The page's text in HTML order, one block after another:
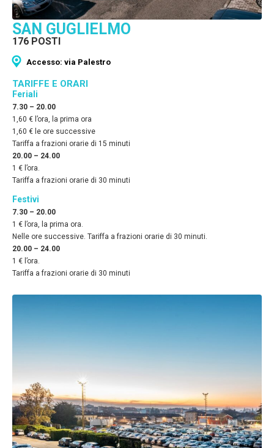
SAN GUGLIELMO
176 POSTI
Accesso: via Palestro
TARIFFE E ORARI
Feriali
7.30 – 20.00
1,60 € l’ora, la prima ora
1,60 € le ore successive
Tariffa a frazioni orarie di 15 minuti
20.00 – 24.00
1 € l’ora.
Tariffa a frazioni orarie di 30 minuti
Festivi
7.30 – 20.00
1 € l’ora, la prima ora.
Nelle ore successive. Tariffa a frazioni orarie di 30 minuti.
20.00 – 24.00
1 € l’ora.
Tariffa a frazioni orarie di 30 minuti